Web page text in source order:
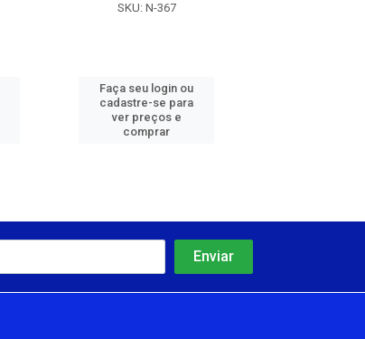
SKU: N-367
Faça seu login ou
cadastre-se para
ver preços e
comprar